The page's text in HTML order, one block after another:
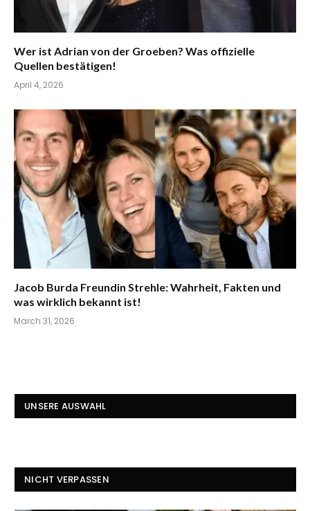
Wer ist Adrian von der Groeben? Was offizielle
Quellen bestätigen!
April 4, 2026
Jacob Burda Freundin Strehle: Wahrheit, Fakten und
was wirklich bekannt ist!
March 31, 2026
UNSERE AUSWAHL
NICHT VERPASSEN